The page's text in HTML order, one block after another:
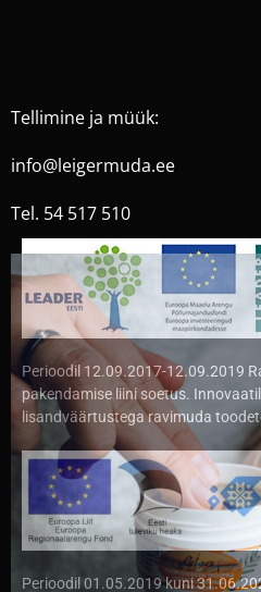
Tellimine ja müük:
info@leigermuda.ee
Tel. 54 517 510
Perioodil 12.09.2017-12.09.2019
pakendamise liini soetus.
lisandväärtustega ravimuda
Perioodil 01.05.2019 kuni